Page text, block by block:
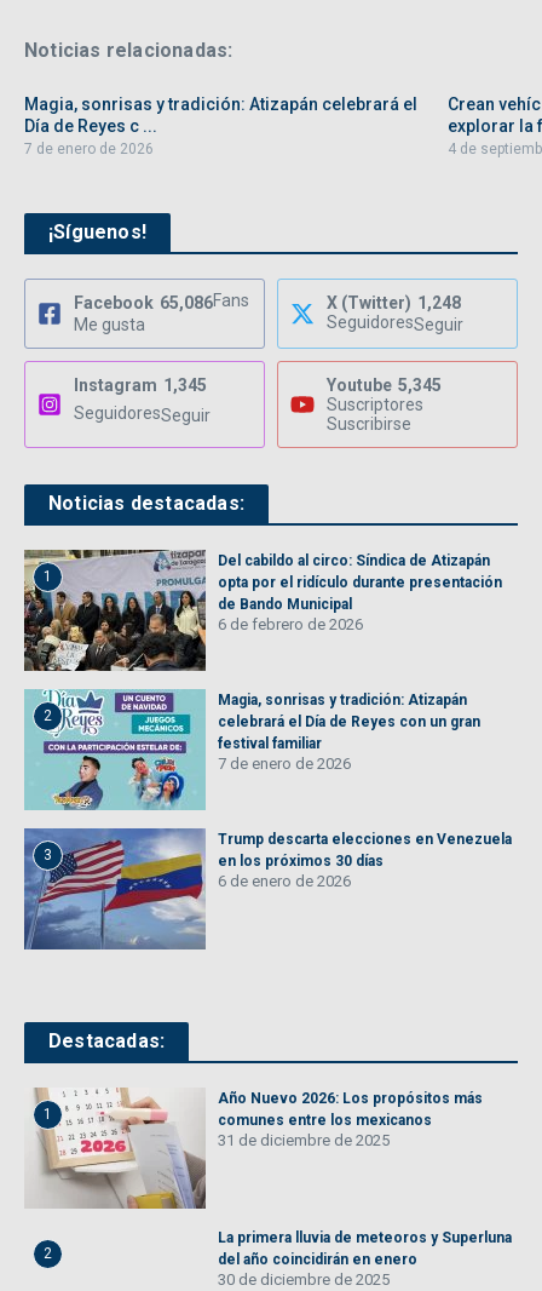
Noticias relacionadas:
Magia, sonrisas y tradición: Atizapán celebrará el
Día de Reyes c ...
7 de enero de 2026
Crean
explorar la
4 de
¡Síguenos!
Facebook 65,086Fans
Me gusta
X (Twitter) 1,248
SeguidoresSeguir
Instagram 1,345
SeguidoresSeguir
Youtube 5,345
Suscriptores
Suscribirse
Noticias destacadas:
1
Del cabildo al circo: Síndica de Atizapán
opta por el ridículo durante presentación
de Bando Municipal
6 de febrero de 2026
2
Magia, sonrisas y tradición: Atizapán
celebrará el Día de Reyes con un gran
festival familiar
7 de enero de 2026
3
Trump descarta elecciones en Venezuela
en los próximos 30 días
6 de enero de 2026
Destacadas:
1
Año Nuevo 2026: Los propósitos más
comunes entre los mexicanos
31 de diciembre de 2025
2
La primera lluvia de meteoros y Superluna
del año coincidirán en enero
30 de diciembre de 2025